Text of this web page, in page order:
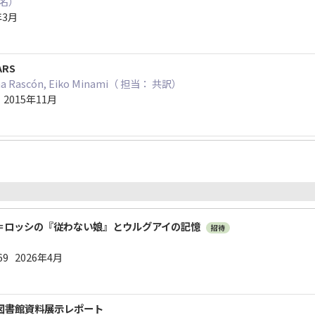
月
Eiko Minami（ 担当： 共訳）
年11月
ッシの『従わない娘』とウルグアイの記憶 招待
2026年4月
館資料展示レポート